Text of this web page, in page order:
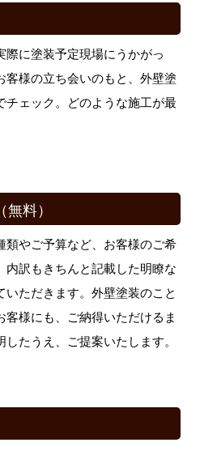
際に塗装予定現場にうかがっ
客様の立ち会いのもと、外壁塗
チェック。どのような施工が最
料）
類やご予算など、お客様のご希
内訳もきちんと記載した明瞭な
いただきます。外壁塗装のこと
客様にも、ご納得いただけるま
たうえ、ご提案いたします。